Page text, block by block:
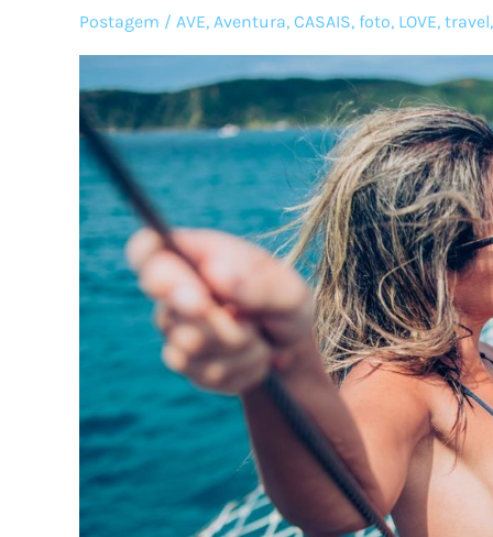
Rondoniense
Postagem / AVE, Aventura, CASAIS, foto, LOVE, travel,